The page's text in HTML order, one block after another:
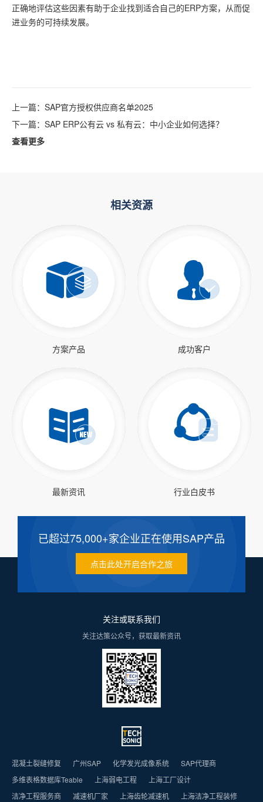
正确地评估这些因素有助于企业找到适合自己的ERP方案，从而促
进业务的可持续发展。
上一篇：SAP官方授权供应商名单2025
查看更多
下一篇：SAP ERP公有云 vs 私有云：中小企业如何选择？
相关资源
方案产品 成功客户
最新资讯 行业白皮书
已超过75,000+家企业正在使用SAP产品
点击此处开启合作之旅
关注或联系我们
关注达策公众号，获取最新资讯
混凝土裂缝修复 广州SAP 化学发光成像系统
SAP代理商
多维表格数据库Teable
上海弱电工程
上海工厂设计
洁净工程服务商
减速机厂家 上海齿轮减速机 上海洁净工程装修